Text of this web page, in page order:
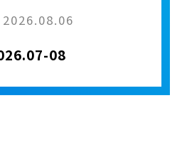
2026.08.06
08